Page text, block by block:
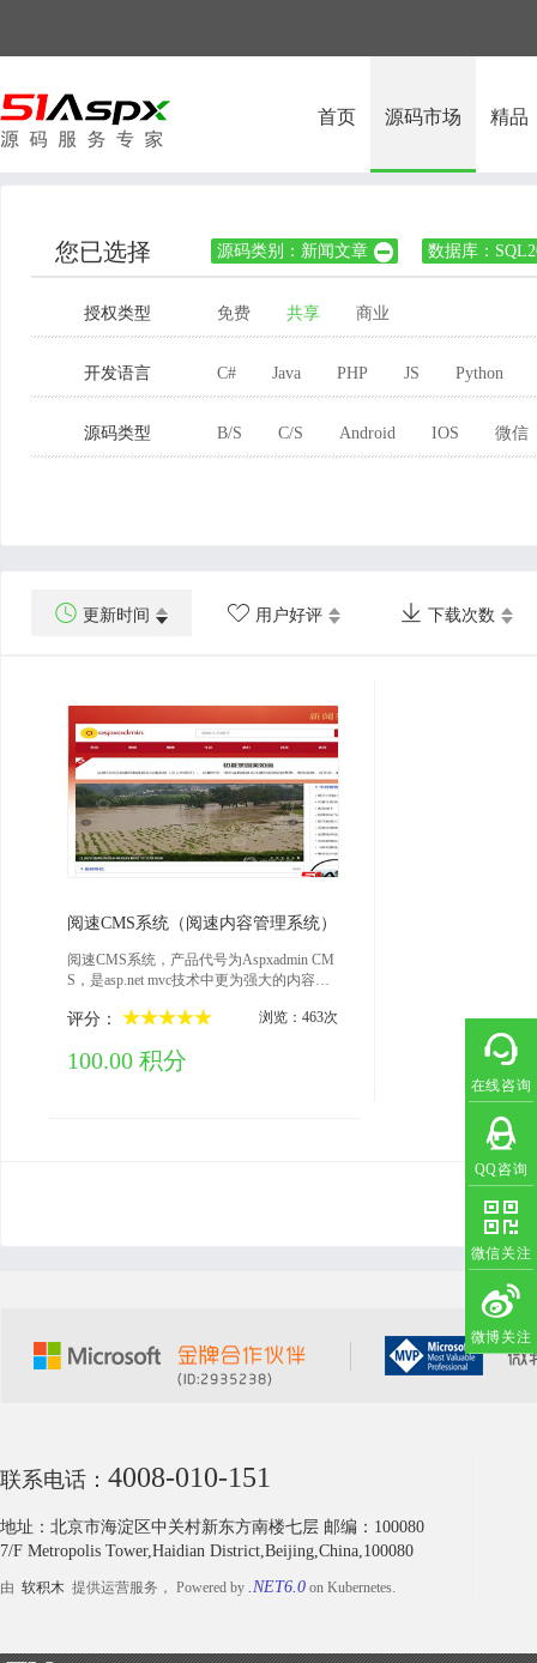
在线咨询
QQ咨询
微信关注
微博关注
首页 源码市场 精品
您已选择 源码类别：新闻文章  数据库：
授权类型 免费 共享 商业
开发语言 C# Java PHP JS Python
源码类型 B/S C/S Android IOS 微信
 更新时间  用户好评  下载次数
阅速CMS系统（阅速内容管理系统）
阅速CMS系统，产品代号为Aspxadmin CM
S，是asp.net mvc技术中更为强大的内容管
架构创建，传承53BK数字报刊系统优秀安
章系统、手机app后端等网站、管理和发布
评分： 浏览：463次
100.00 积分
联系电话： 4008-010-151
地址：北京市海淀区中关村新东方南楼七层 邮编：100080
7/F Metropolis Tower,Haidian District,Beijing,China,100080
由 软积木 提供运营服务， Powered by .NET6.0 on Kubernetes.